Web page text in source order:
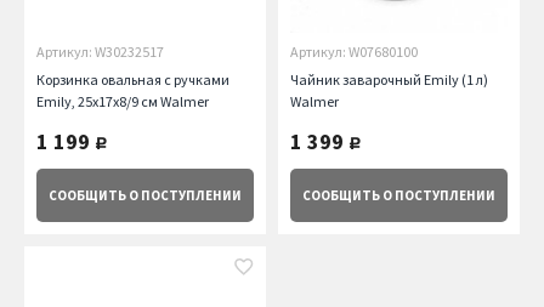
Артикул: W30232517
Корзинка овальная с ручками
Emily, 25x17x8/9 см Walmer
1 199 руб.
СООБЩИТЬ О ПОСТУПЛЕНИИ
Артикул: W07680100
Чайник заварочный Emily (1 л)
Walmer
1 399 руб.
СООБЩИТЬ О ПОСТУПЛЕНИИ